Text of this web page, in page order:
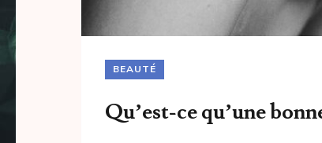
BEAUTÉ
Qu’est-ce qu’une